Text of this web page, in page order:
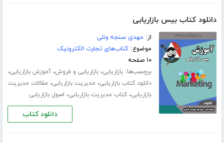
دانلود کتاب بیس بازاریابی
از: مهدی سنجه ونلی
موضوع:کتاب‌های تجارت الکترونیک
۱۰ صفحه
برچسب‌ها:بازاریابی،بازاریابی و فروش،آموزش بازاریابی،
دانلود کتاب بازاریابی، مدیریت بازاریابی، مقالات مدیریت
بازاریابی،کتاب مدیریت بازاریابی، اصول بازاریابی
دانلود کتاب